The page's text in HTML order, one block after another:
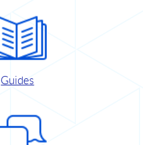
Guides